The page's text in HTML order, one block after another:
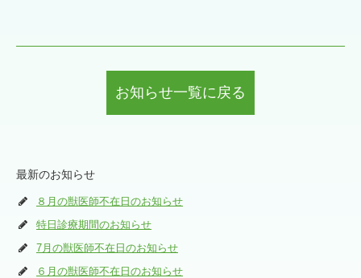
お知らせ一覧に戻る
最新のお知らせ
８月の獣医師不在日のお知らせ
特日診療期間のお知らせ
7月の獣医師不在日のお知らせ
６月の獣医師不在日のお知らせ